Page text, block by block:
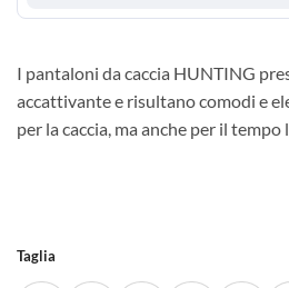
I pantaloni da caccia HUNTING
accattivante e risultano comodi e
per la caccia, ma anche per il tempo
Taglia